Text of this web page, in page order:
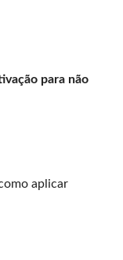
para não
aplicar